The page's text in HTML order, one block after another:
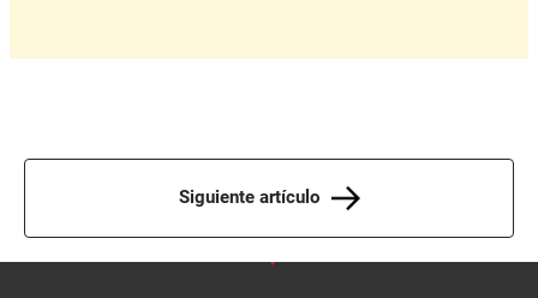
Siguiente artículo